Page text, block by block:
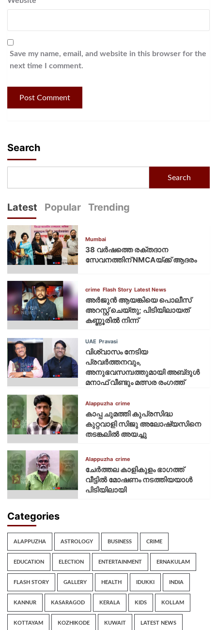
Save my name, email, and website in this browser for the
next time I comment.
Search
Search
Latest Popular Trending
Mumbai
38 വർഷത്തെ രക്തദാന
സേവനത്തിന് NMCAയ്ക്ക് ആദരം
crime Flash Story Latest News
അർജുൻ ആയങ്കിയെ പൊലീസ്
അറസ്റ്റ് ചെയ്‌തു; പിടിയിലായത്
കണ്ണൂരിൽ നിന്ന്
UAE Pravasi
വിശ്വാസം നേടിയ
പ്രവർത്തനവും,
അനുഭവസമ്പത്തുമായി അബ്‌ദുൾ
മനാഫ് വീണ്ടും മത്സര രംഗത്ത്
Alappuzha crime
കാപ്പ ചുമത്തി കുപ്രസിദ്ധ
കുറ്റവാളി സിജു അലോഷ്യസിനെ
തടങ്കലിൽ അയച്ചു
Alappuzha crime
ചേർത്തല കാളികുളം ഭാഗത്ത്
വീട്ടിൽ മോഷണം നടത്തിയയാൾ
പിടിയിലായി
Categories
ALAPPUZHA ASTROLOGY BUSINESS CRIME
EDUCATION ELECTION ENTERTAINMENT ERNAKULAM
FLASH STORY GALLERY HEALTH IDUKKI INDIA
KANNUR KASARAGOD KERALA KIDS KOLLAM
KOTTAYAM KOZHIKODE KUWAIT LATEST NEWS